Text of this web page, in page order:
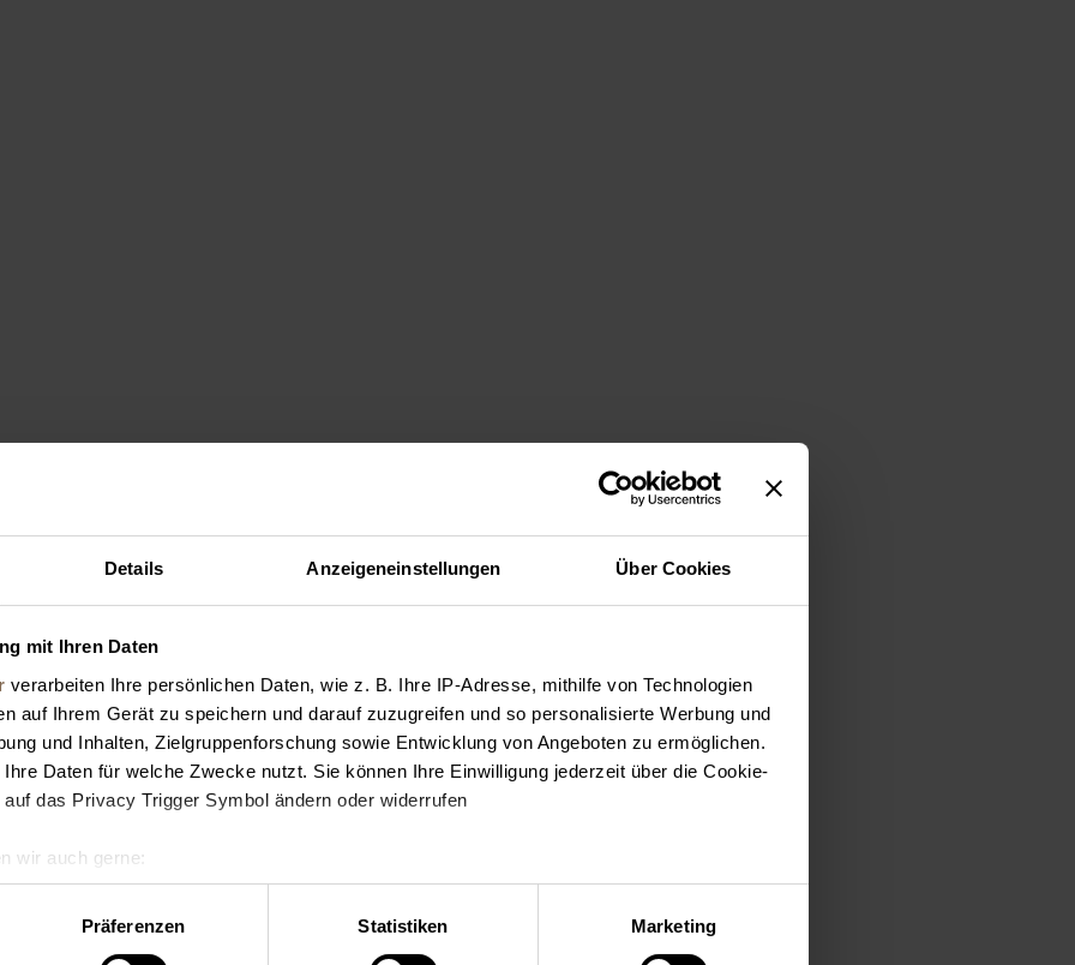
Details Anzeigeneinstellungen Über Cookies
mit Ihren Daten
verarbeiten Ihre persönlichen Daten, wie z. B. Ihre IP-Adresse, mithilfe von Technologien
auf Ihrem Gerät zu speichern und darauf zuzugreifen und so personalisierte Werbung und
und Inhalten, Zielgruppenforschung sowie Entwicklung von Angeboten zu ermöglichen.
Daten für welche Zwecke nutzt. Sie können Ihre Einwilligung jederzeit über die Cookie-
das Privacy Trigger Symbol ändern oder widerrufen
wir auch gerne:
Lage erfassen, welche bis auf einige Meter genau sein können
nach bestimmten Merkmalen (Fingerprinting) identifizieren
Ihre persönlichen Daten verarbeitet werden, und legen Sie Ihre Präferenzen imAbschnitt
Präferenzen Statistiken Marketing